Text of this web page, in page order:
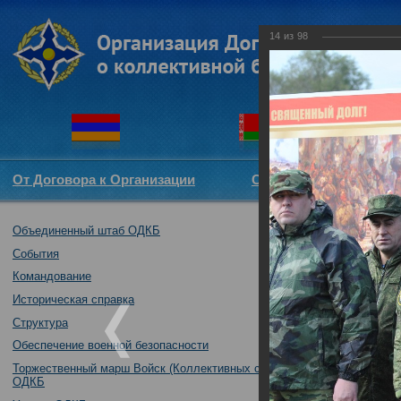
От Договора к Организации Структура ОДКБ
Объединенный штаб ОДКБ
События
Командование
Историческая справка
Структура
Обеспечение военной безопасности
Торжественный марш Войск (Коллективных сил)
ОДКБ
Открытие
03.10.2017
14 из 98